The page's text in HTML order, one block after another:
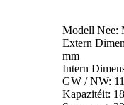
Modell Nee:
Extern
mm
Intern
GW / NW:
Kapazitéit: